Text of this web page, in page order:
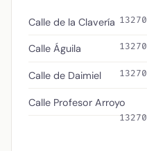
Calle de la Clavería 13270
Calle Águila 13270
Calle de Daimiel 13270
Calle Profesor Arroyo
13270